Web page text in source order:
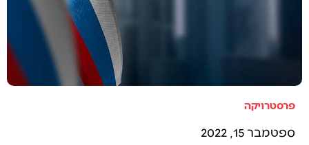
פרסטרויקה
ספטמבר 15, 2022